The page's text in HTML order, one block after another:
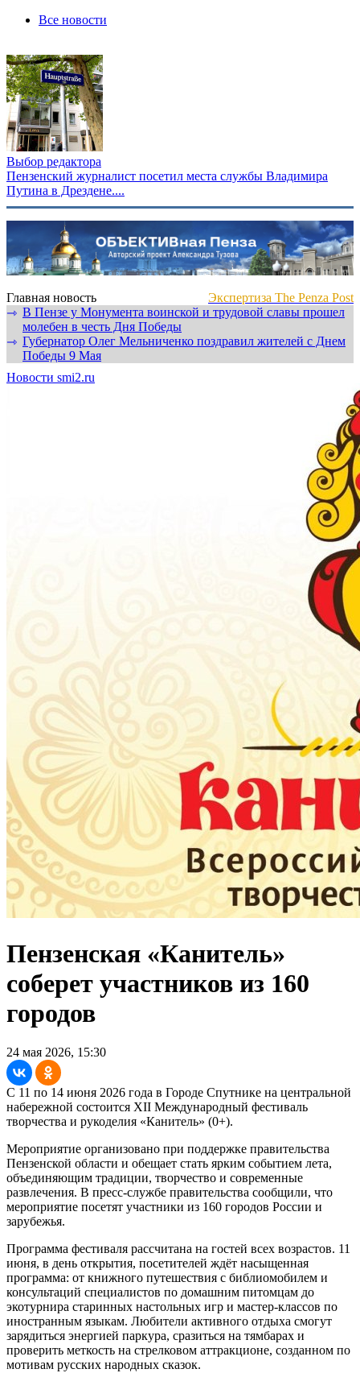
Все новости
Выбор редактора
Пензенский журналист посетил места службы Владимира
Путина в Дрездене....
Главная новость
Экспертиза The Penza Post
⇾ В Пензе у Монумента воинской и трудовой славы прошел
молебен в честь Дня Победы
⇾ Губернатор Олег Мельниченко поздравил жителей с Днем
Победы 9 Мая
Новости smi2.ru
Пензенская «Канитель»
соберет участников из 160
городов
24 мая 2026, 15:30
С 11 по 14 июня 2026 года в Городе Спутнике на центральной
набережной состоится XII Международный фестиваль
творчества и рукоделия «Канитель» (0+).
Мероприятие организовано при поддержке правительства
Пензенской области и обещает стать ярким событием лета,
объединяющим традиции, творчество и современные
развлечения. В пресс-службе правительства сообщили, что
мероприятие посетят участники из 160 городов России и
зарубежья.
Программа фестиваля рассчитана на гостей всех возрастов. 11
июня, в день открытия, посетителей ждёт насыщенная
программа: от книжного путешествия с библиомобилем и
консультаций специалистов по домашним питомцам до
экотурнира старинных настольных игр и мастер-классов по
иностранным языкам. Любители активного отдыха смогут
зарядиться энергией паркура, сразиться на тямбарах и
проверить меткость на стрелковом аттракционе, созданном по
мотивам русских народных сказок.